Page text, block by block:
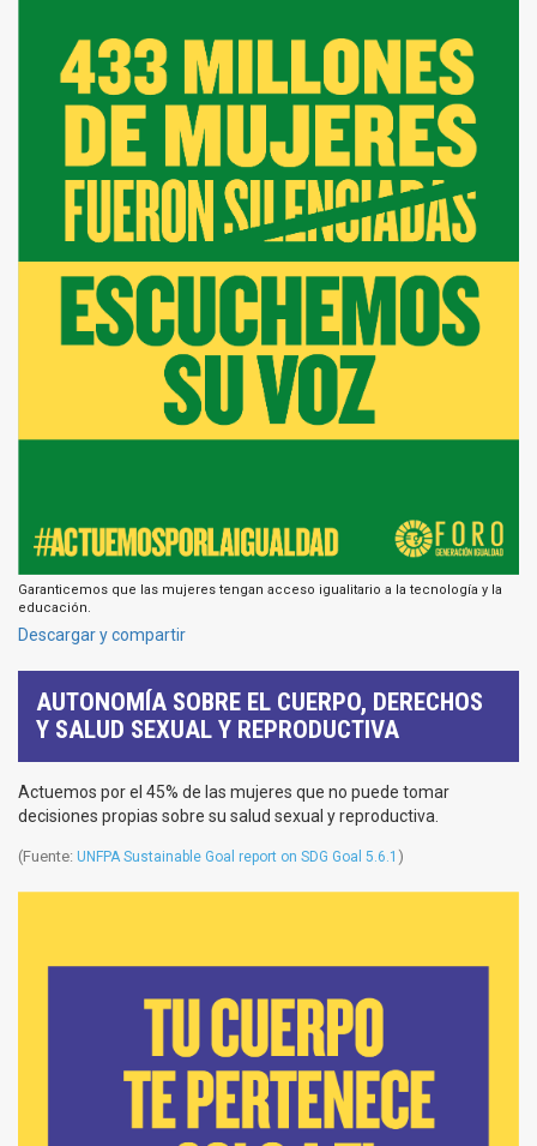
Garanticemos que las mujeres tengan acceso igualitario a la tecnología y la
educación.
Descargar y compartir
AUTONOMÍA SOBRE EL CUERPO, DERECHOS
Y SALUD SEXUAL Y REPRODUCTIVA
Actuemos por el 45% de las mujeres que no puede tomar
decisiones propias sobre su salud sexual y reproductiva.
(Fuente: UNFPA Sustainable Goal report on SDG Goal 5.6.1 )